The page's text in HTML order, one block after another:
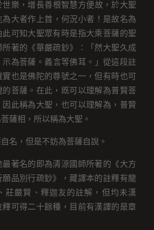
世樂 ， 增長善根智慧方便故， 於大聖
為大者作上首 ， 何況小者 ！ 是故名為
此可知大聖眾有時是指大乘菩薩的聖
著的《華嚴疏鈔》：「 然大聖久成
示為菩薩 。 義言等佛耳。」從這段註
也是佛陀的尊號之一，但有時也可
菩薩。在此，既可以理解為普賢菩
此稱為大聖，也可以理解為，普賢
薩相，所以稱為大聖。
名，但是不妨為菩薩自說。
著名的即為清涼國師所著的《大方
品別行疏鈔》，藏譯本的註釋有龍
莊嚴賢、釋迦友的註解，但均未漢
可得二十餘種，目前有漢譯的是章